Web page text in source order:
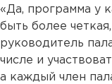
«Да, программа у
быть более
руководитель
числе и
а каждый член